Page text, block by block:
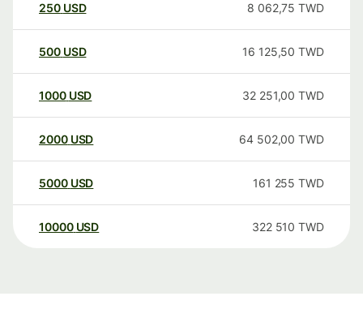
250 USD 8 062,75 TWD
500 USD 16 125,50 TWD
1000 USD 32 251,00 TWD
2000 USD 64 502,00 TWD
5000 USD 161 255 TWD
10000 USD 322 510 TWD